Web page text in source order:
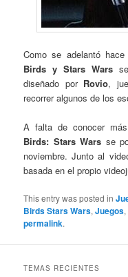
Como se adelantó
Birds y Stars Wars
diseñado por Rovio,
recorrer algunos de los
A falta de conocer
Birds: Stars Wars se
noviembre. Junto al
basada en el propio
This entry was posted in
Birds Stars Wars,Juegos,
permalink.
TEMAS RECIENTES